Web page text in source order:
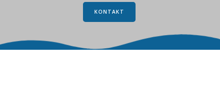
KONTAKT